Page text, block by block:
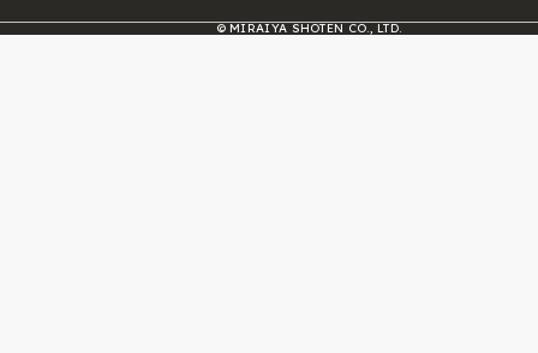
© MIRAIYA SHOTEN CO., LTD.